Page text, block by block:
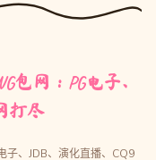
包网：PG电子、
打尽
子、JDB、演化直播、CQ9